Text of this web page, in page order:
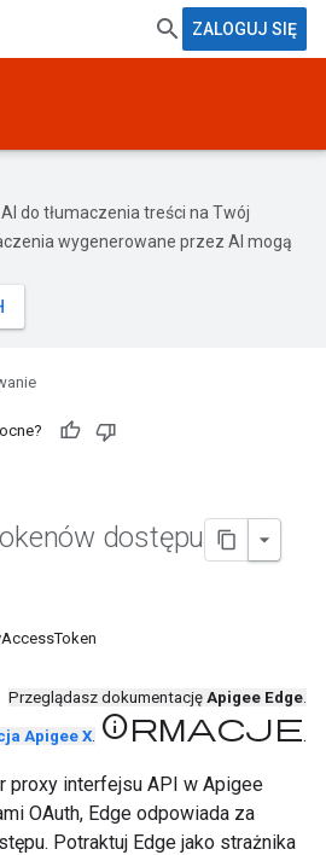
ZALOGUJ SIĘ
do tłumaczenia treści na Twój
wygenerowane przez AI mogą
dostępu
Przeglądasz dokumentację Apigee Edge.
Apigee X. informacje.
proxy interfejsu API w Apigee
OAuth, Edge odpowiada za
Potraktuj Edge jako strażnika